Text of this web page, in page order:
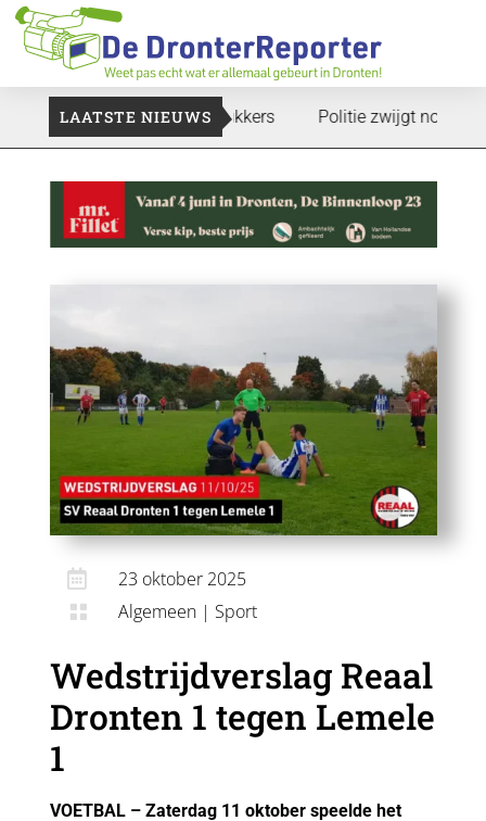
LAATSTE NIEUWS
Voedselbank zoekt plukkers Politie zwijgt nog over
 23 oktober 2025
 Algemeen | Sport
Wedstrijdverslag Reaal
Dronten 1 tegen Lemele
1
VOETBAL – Zaterdag 11 oktober speelde het